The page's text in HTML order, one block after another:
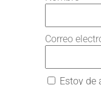
Correo
Estoy de